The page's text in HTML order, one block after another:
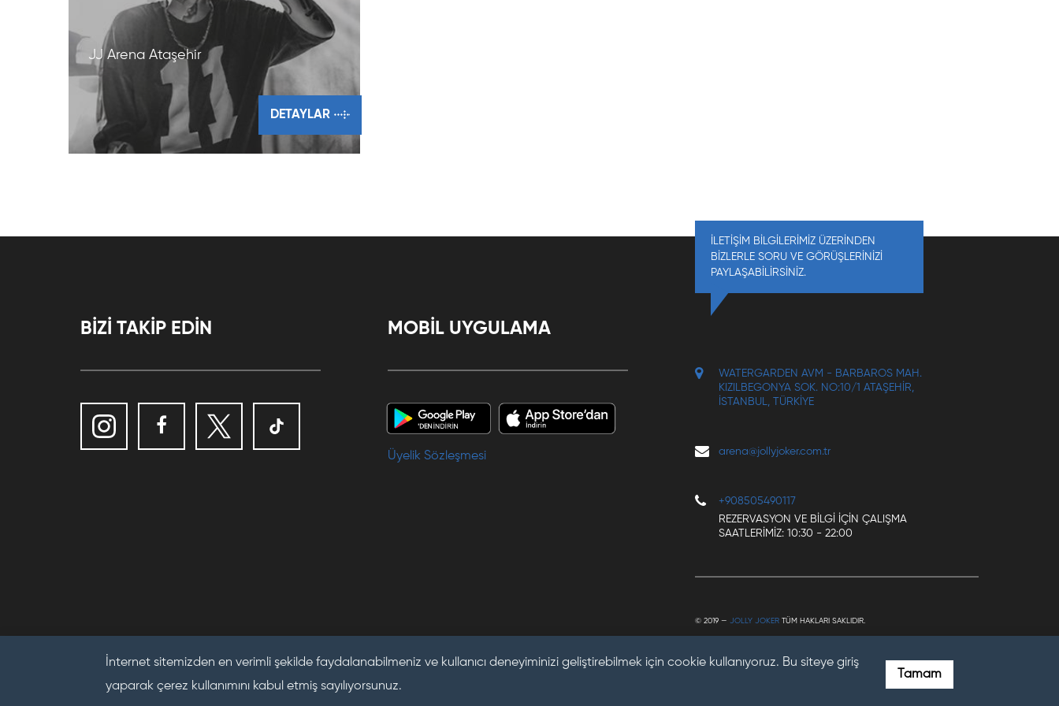
İnternet sitemizden en verimli şekilde faydalanabilmeniz ve kullanıcı deneyiminizi geliştirebilmek için cookie kullanıyoruz. Bu siteye giriş
yaparak çerez kullanımını kabul etmiş sayılıyorsunuz.
Tamam
JJ Arena Ataşehir
DETAYLAR
BİZİ TAKİP EDİN MOBİL UYGULAMA
Üyelik Sözleşmesi
İLETİŞİM BİLGİLERİMİZ ÜZERİNDEN
BİZLERLE SORU VE GÖRÜŞLERİNİZİ
PAYLAŞABİLİRSİNİZ.
WATERGARDEN AVM - BARBAROS MAH.
KIZILBEGONYA SOK. NO:10/1 ATAŞEHIR,
İSTANBUL, TÜRKIYE
arena@jollyjoker.com.tr
+908505490117
REZERVASYON VE BILGI IÇIN ÇALIŞMA
SAATLERIMIZ: 10:30 - 22:00
© 2019 —JOLLY JOKER TÜM HAKLARI SAKLIDIR.